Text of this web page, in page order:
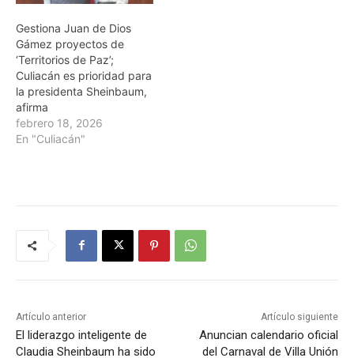
Gestiona Juan de Dios
Gámez proyectos de
‘Territorios de Paz’;
Culiacán es prioridad para
la presidenta Sheinbaum,
afirma
febrero 18, 2026
En "Culiacán"
Artículo anterior
El liderazgo inteligente de
Claudia Sheinbaum ha sido
Artículo siguiente
Anuncian calendario oficial
del Carnaval de Villa Unión